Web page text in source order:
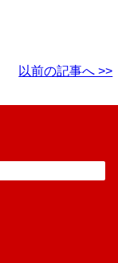
以前の記事へ >>